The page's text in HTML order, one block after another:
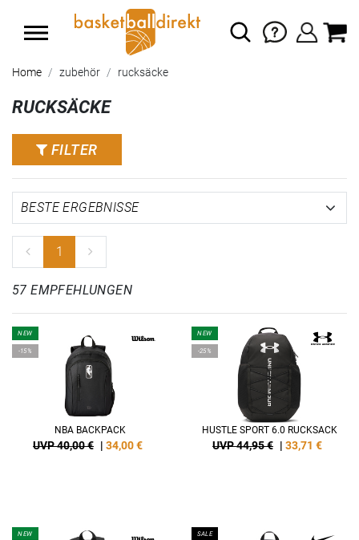
Home zubehör rucksäcke
RUCKSÄCKE
FILTER
1
57 EMPFEHLUNGEN
NEW
-15%
NBA BACKPACK
UVP 40,00 € | 34,00€
NEW
-25%
HUSTLE SPORT 6.0 RUCKSACK
UVP 44,95 € | 33,71 €
NEW SALE